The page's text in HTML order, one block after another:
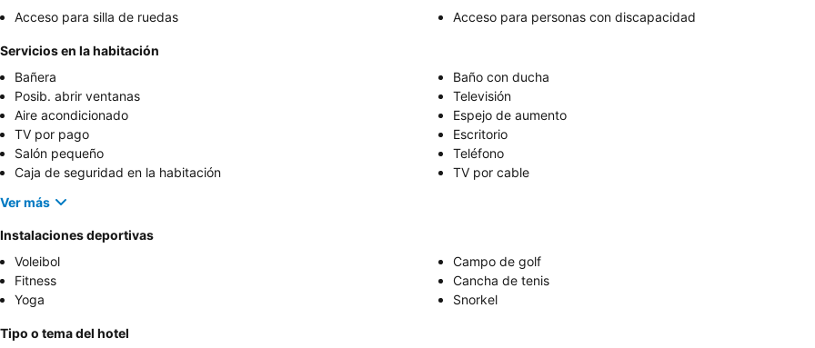
Acceso para silla de ruedas
Acceso para personas con discapacidad
Servicios en la habitación
Bañera
Baño con ducha
Posib. abrir ventanas
Televisión
Aire acondicionado
Espejo de aumento
TV por pago
Escritorio
Salón pequeño
Teléfono
Caja de seguridad en la habitación
TV por cable
Ver más
Instalaciones deportivas
Voleibol
Campo de golf
Fitness
Cancha de tenis
Yoga
Snorkel
Tipo o tema del hotel